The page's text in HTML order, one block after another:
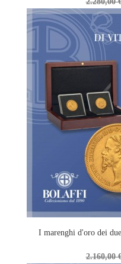
base
I marenghi d'oro dei
Prezzo
2.160,00